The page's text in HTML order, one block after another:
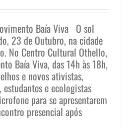
Baía Viva O sol
23 de Outubro, na cidade
No Centro Cultural Othello,
Baía Viva, das 14h às 18h,
e novos ativistas,
estudantes e ecologistas
para se apresentarem
presencial após